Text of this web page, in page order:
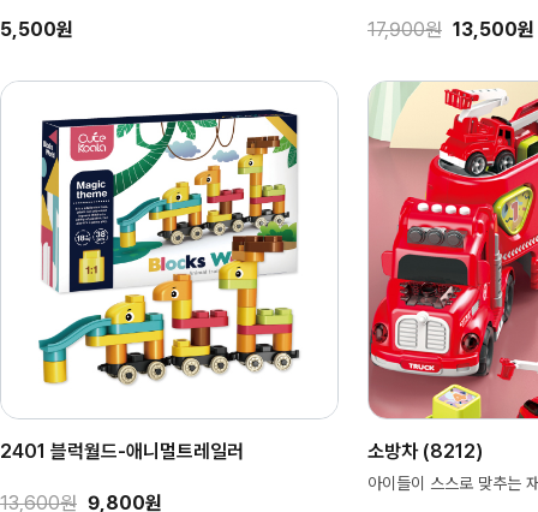
5,500원 17,900원 13,500원
2401 블럭월드-애니멀트레일러
13,600원 9,800원
소방차 (8212)
아이들이 스스로 맞추는